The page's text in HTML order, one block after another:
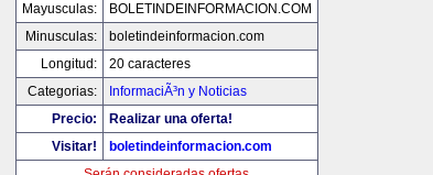
Mayusculas:
BOLETINDEINFORMACION.COM
Minusculas:
boletindeinformacion.com
Longitud:
20 caracteres
Categorias:
InformaciÃ³n y Noticias
Precio:
Realizar una oferta!
Visitar!
boletindeinformacion.com